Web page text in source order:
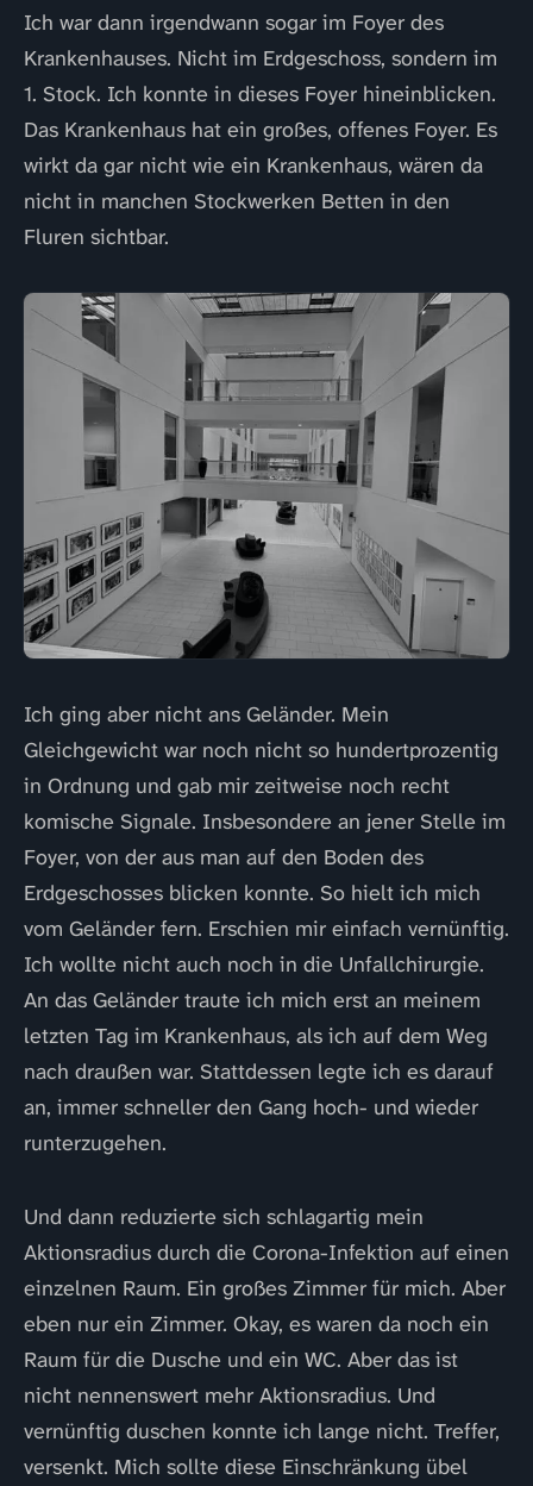
Ich war dann irgendwann sogar im Foyer des
Krankenhauses. Nicht im Erdgeschoss, sondern im
1. Stock. Ich konnte in dieses Foyer hineinblicken.
Das Krankenhaus hat ein großes, offenes Foyer. Es
wirkt da gar nicht wie ein Krankenhaus, wären da
nicht in manchen Stockwerken Betten in den
Fluren sichtbar.
Ich ging aber nicht ans Geländer. Mein
Gleichgewicht war noch nicht so hundertprozentig
in Ordnung und gab mir zeitweise noch recht
komische Signale. Insbesondere an jener Stelle im
Foyer, von der aus man auf den Boden des
Erdgeschosses blicken konnte. So hielt ich mich
vom Geländer fern. Erschien mir einfach vernünftig.
Ich wollte nicht auch noch in die Unfallchirurgie.
An das Geländer traute ich mich erst an meinem
letzten Tag im Krankenhaus, als ich auf dem Weg
nach draußen war. Stattdessen legte ich es darauf
an, immer schneller den Gang hoch- und wieder
runterzugehen.
Und dann reduzierte sich schlagartig mein
Aktionsradius durch die Corona-Infektion auf einen
einzelnen Raum. Ein großes Zimmer für mich. Aber
eben nur ein Zimmer. Okay, es waren da noch ein
Raum für die Dusche und ein WC. Aber das ist
nicht nennenswert mehr Aktionsradius. Und
vernünftig duschen konnte ich lange nicht. Treffer,
versenkt. Mich sollte diese Einschränkung übel